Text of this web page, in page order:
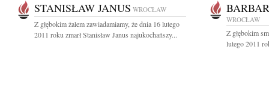
STANISŁAW JANUS WROCŁAW
Z głębokim żalem zawiadamiamy, że dnia 16 lutego
2011 roku zmarł Stanisław Janus najukochańszy...
WROCŁAW
Z głębokim
lutego 2011